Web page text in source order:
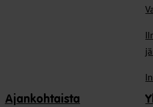
Ajankohtaista